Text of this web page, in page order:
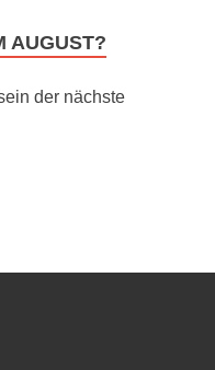
AUGUST?
der nächste